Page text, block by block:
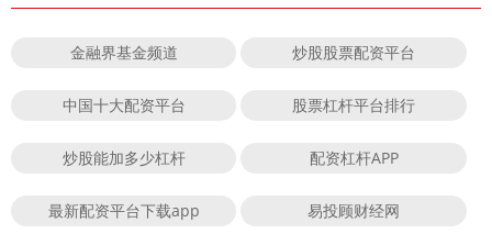
金融界基金频道 炒股股票配资平台
中国十大配资平台 股票杠杆平台排行
炒股能加多少杠杆 配资杠杆APP
最新配资平台下载app 易投顾财经网